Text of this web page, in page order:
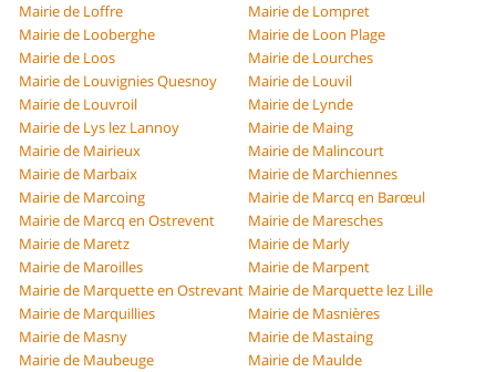
Mairie de Loffre
Mairie de Lompret
Mairie de Looberghe
Mairie de Loon Plage
Mairie de Loos
Mairie de Lourches
Mairie de Louvignies Quesnoy
Mairie de Louvil
Mairie de Louvroil
Mairie de Lynde
Mairie de Lys lez Lannoy
Mairie de Maing
Mairie de Mairieux
Mairie de Malincourt
Mairie de Marbaix
Mairie de Marchiennes
Mairie de Marcoing
Mairie de Marcq en Barœul
Mairie de Marcq en Ostrevent
Mairie de Maresches
Mairie de Maretz
Mairie de Marly
Mairie de Maroilles
Mairie de Marpent
Mairie de Marquette en Ostrevant Mairie de Marquette lez Lille
Mairie de Marquillies
Mairie de Masnières
Mairie de Masny
Mairie de Mastaing
Mairie de Maubeuge
Mairie de Maulde